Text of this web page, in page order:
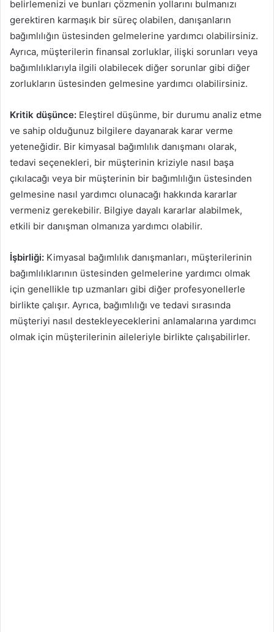
belirlemenizi ve bunları çözmenin yollarını bulmanızı
gerektiren karmaşık bir süreç olabilen, danışanların
bağımlılığın üstesinden gelmelerine yardımcı olabilirsiniz.
Ayrıca, müşterilerin finansal zorluklar, ilişki sorunları veya
bağımlılıklarıyla ilgili olabilecek diğer sorunlar gibi diğer
zorlukların üstesinden gelmesine yardımcı olabilirsiniz.
Kritik düşünce: Eleştirel düşünme, bir durumu analiz etme
ve sahip olduğunuz bilgilere dayanarak karar verme
yeteneğidir. Bir kimyasal bağımlılık danışmanı olarak,
tedavi seçenekleri, bir müşterinin kriziyle nasıl başa
çıkılacağı veya bir müşterinin bir bağımlılığın üstesinden
gelmesine nasıl yardımcı olunacağı hakkında kararlar
vermeniz gerekebilir. Bilgiye dayalı kararlar alabilmek,
etkili bir danışman olmanıza yardımcı olabilir.
İşbirliği: Kimyasal bağımlılık danışmanları, müşterilerinin
bağımlılıklarının üstesinden gelmelerine yardımcı olmak
için genellikle tıp uzmanları gibi diğer profesyonellerle
birlikte çalışır. Ayrıca, bağımlılığı ve tedavi sırasında
müşteriyi nasıl destekleyeceklerini anlamalarına yardımcı
olmak için müşterilerinin aileleriyle birlikte çalışabilirler.